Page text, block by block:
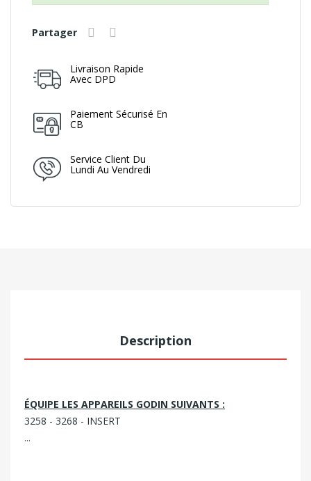
Partager
Livraison Rapide
Avec DPD
Paiement Sécurisé En
CB
Service Client Du
Lundi Au Vendredi
Description
ÉQUIPE LES APPAREILS GODIN SUIVANTS :
3258 - 3268 - INSERT
...